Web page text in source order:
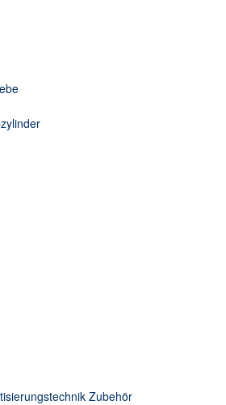
Zubehör